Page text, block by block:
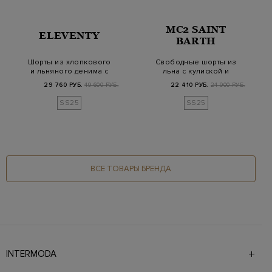
ELEVENTY
Шорты из хлопкового
и льняного денима с
29 760 РУБ. 49 600 РУБ.
SS25
MC2 SAINT
BARTH
Свободные шорты из
льна с кулиской и
22 410 РУБ. 24 900 РУБ.
SS25
ВСЕ ТОВАРЫ БРЕНДА
INTERMODA